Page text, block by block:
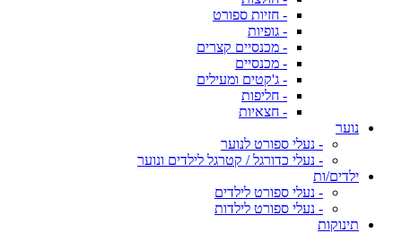
- חזיות ספורט
- גופיות
- מכנסיים קצרים
- מכנסיים
- ג'קטים ומעילים
- חליפות
- חצאיות
נוער
- נעלי ספורט לנוער
- נעלי כדורגל / קטרגל לילדים ונוער
ילדים/ות
- נעלי ספורט לילדים
- נעלי ספורט לילדות
תינוקות